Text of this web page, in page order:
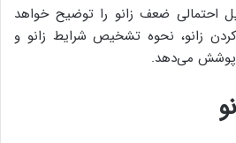
احتمالی ضعف زانو را توضیح خواهد
زانو، نحوه تشخیص شرایط زانو و
پوشش می‌دهد.